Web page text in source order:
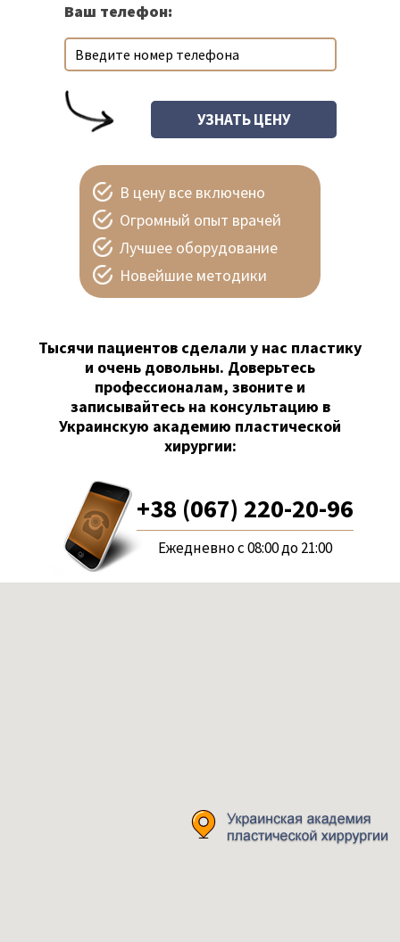
Ваш телефон:
В цену все включено
Огромный опыт врачей
Лучшее оборудование
Новейшие методики
Тысячи пациентов сделали у нас пластику
и очень довольны. Доверьтесь
профессионалам, звоните и
записывайтесь на консультацию в
Украинскую академию пластической
хирургии:
+38 (067) 220-20-96
Ежедневно с 08:00 до 21:00